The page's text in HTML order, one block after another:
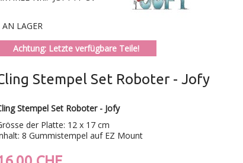
AN LAGER
Achtung: Letzte verfügbare Teile!
Stempel Set Roboter - Jofy
Stempel Set Roboter - Jofy
der Platte: 12 x 17 cm
8 Gummistempel auf EZ Mount